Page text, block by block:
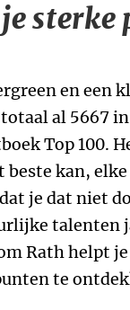
sterke
en een
al 5667 in
Top 100.
kan, elke
je dat niet
talenten
Rath helpt
te